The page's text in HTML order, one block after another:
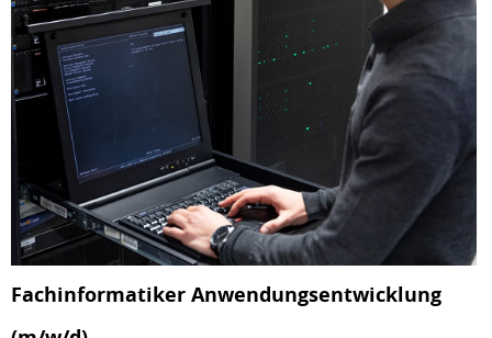
Fachinformatiker Anwendungsentwicklung